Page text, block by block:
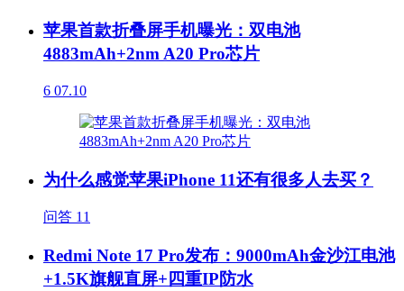
苹果首款折叠屏手机曝光：双电池
4883mAh+2nm A20 Pro芯片
6 07.10
为什么感觉苹果iPhone 11还有很多人去买？
问答 11
Redmi Note 17 Pro发布：9000mAh金沙江电池
+1.5K旗舰直屏+四重IP防水